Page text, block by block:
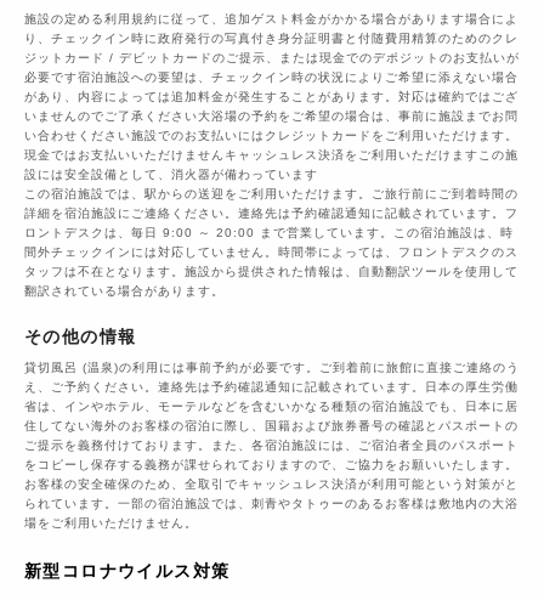
施設の定める利用規約に従って、追加ゲスト料金がかかる場合があります場合によ
り、チェックイン時に政府発行の写真付き身分証明書と付随費用精算のためのクレ
ジットカード / デビットカードのご提示、または現金でのデポジットのお支払いが
必要です宿泊施設への要望は、チェックイン時の状況によりご希望に添えない場合
があり、内容によっては追加料金が発生することがあります。対応は確約ではござ
いませんのでご了承ください大浴場の予約をご希望の場合は、事前に施設までお問
い合わせください施設でのお支払いにはクレジットカードをご利用いただけます。
現金ではお支払いいただけませんキャッシュレス決済をご利用いただけますこの施
設には安全設備として、消火器が備わっています
この宿泊施設では、駅からの送迎をご利用いただけます。ご旅行前にご到着時間の
詳細を宿泊施設にご連絡ください。連絡先は予約確認通知に記載されています。フ
ロントデスクは、毎日 9:00 ～ 20:00 まで営業しています。この宿泊施設は、時
間外チェックインには対応していません。時間帯によっては、フロントデスクのス
タッフは不在となります。施設から提供された情報は、自動翻訳ツールを使用して
翻訳されている場合があります。
その他の情報
貸切風呂 (温泉)の利用には事前予約が必要です。ご到着前に旅館に直接ご連絡のう
え、ご予約ください。連絡先は予約確認通知に記載されています。日本の厚生労働
省は、インやホテル、モーテルなどを含むいかなる種類の宿泊施設でも、日本に​居
住してない海外のお客様の宿泊に際し、国籍および旅券番号の確認とパスポートの
ご提示を義務付け​ております。また、各宿泊施設には、ご宿泊者全員のパスポート
をコピーし保存する義務が課せられておりますの​で、ご協力をお願いいたします。
お客様の安全確保のため、全取引でキャッシュレス決済が利用可能という対策がと
られています。一部の宿泊施設では、刺青やタトゥーのあるお客様は敷地内の大浴
場をご利用いただけません。
新型コロナウイルス対策